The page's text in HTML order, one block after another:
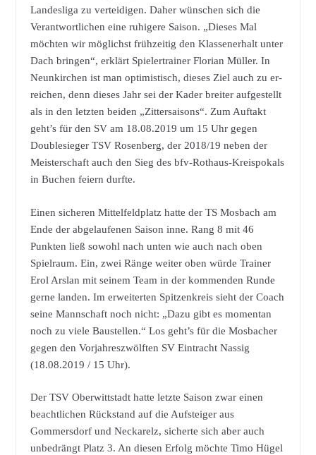
Landesliga zu verteidigen. Daher wünschen sich die
Verantwortlichen eine ruhigere Saison. „Dieses Mal
möchten wir möglichst frühzeitig den Klassenerhalt unter
Dach bringen“, erklärt Spielertrainer Florian Müller. In
Neunkirchen ist man optimistisch, dieses Ziel auch zu er-
reichen, denn dieses Jahr sei der Kader breiter aufgestellt
als in den letzten beiden „Zittersaisons“. Zum Auftakt
geht’s für den SV am 18.08.2019 um 15 Uhr gegen
Doublesieger TSV Rosenberg, der 2018/19 neben der
Meisterschaft auch den Sieg des bfv-Rothaus-Kreispokals
in Buchen feiern durfte.
Einen sicheren Mittelfeldplatz hatte der TS Mosbach am
Ende der abgelaufenen Saison inne. Rang 8 mit 46
Punkten ließ sowohl nach unten wie auch nach oben
Spielraum. Ein, zwei Ränge weiter oben würde Trainer
Erol Arslan mit seinem Team in der kommenden Runde
gerne landen. Im erweiterten Spitzenkreis sieht der Coach
seine Mannschaft noch nicht: „Dazu gibt es momentan
noch zu viele Baustellen.“ Los geht’s für die Mosbacher
gegen den Vorjahreszwölften SV Eintracht Nassig
(18.08.2019 / 15 Uhr).
Der TSV Oberwittstadt hatte letzte Saison zwar einen
beachtlichen Rückstand auf die Aufsteiger aus
Gommersdorf und Neckarelz, sicherte sich aber auch
unbedrängt Platz 3. An diesen Erfolg möchte Timo Hügel